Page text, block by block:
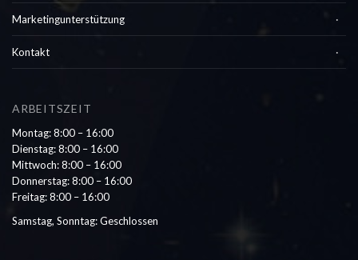
Marketingunterstützung
Kontakt
ARBEITSZEIT
Montag: 8:00 – 16:00
Dienstag: 8:00 – 16:00
Mittwoch: 8:00 – 16:00
Donnerstag: 8:00 – 16:00
Freitag: 8:00 – 16:00
Samstag, Sonntag: Geschlossen